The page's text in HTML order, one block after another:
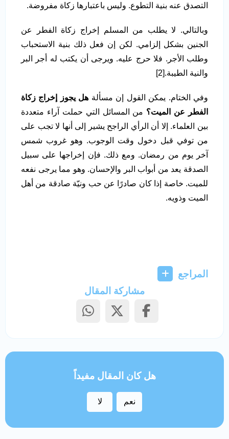
التصدق عنه بنية التطوع. وليس باعتبارها زكاة مفروضة.
وبالتالي. لا يطلب من المسلم إخراج زكاة الفطر عن
الجنين بشكل إلزامي. لكن إن فعل ذلك بنية الاستحباب
وطلب الأجر. فلا حرج عليه. ويرجى أن يكتب له أجر البر
والنية الطيبة.[2]
وفي الختام. يمكن القول إن مسألة هل يجوز إخراج زكاة
الفطر عن الميت؟ من المسائل التي حملت آراء متعددة
بين العلماء. إلا أن الرأي الراجح يشير إلى أنها لا تجب على
من توفي قبل دخول وقت الوجوب. وهو غروب شمس
آخر يوم من رمضان. ومع ذلك. فإن إخراجها على سبيل
الصدقة يعد من أبواب البر والإحسان. وهو مما يرجى نفعه
للميت. خاصة إذا كان صادرًا عن حب ونيّة صادقة من أهل
الميت وذويه.
المراجع
مشاركة المقال
هل كان المقال مفيداً
نعم لا